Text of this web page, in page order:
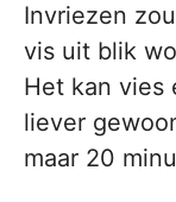
Invriezen
vis uit blik
Het kan vies
liever
maar 20